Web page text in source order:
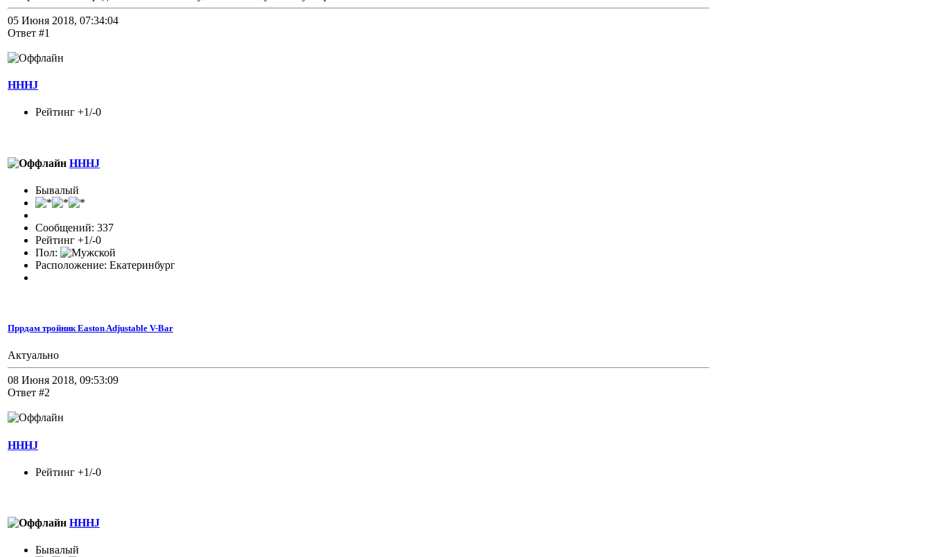
05 Июня 2018, 07:34:04
Ответ #1
HHHJ
Рейтинг +1/-0
HHHJ
Бывалый
Сообщений: 337
Рейтинг +1/-0
Пол:
Расположение: Екатеринбург
Пррдам тройник Easton Adjustable V-Bar
Актуально
08 Июня 2018, 09:53:09
Ответ #2
HHHJ
Рейтинг +1/-0
HHHJ
Бывалый